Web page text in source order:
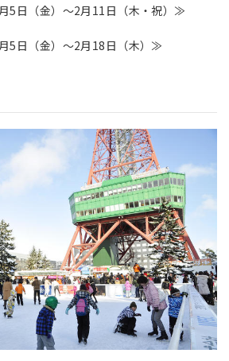
5日（金）～2月11日（木・祝）≫
5日（金）～2月18日（木）≫